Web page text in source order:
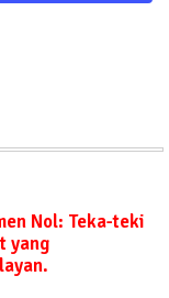
Nol: Teka-teki
yang